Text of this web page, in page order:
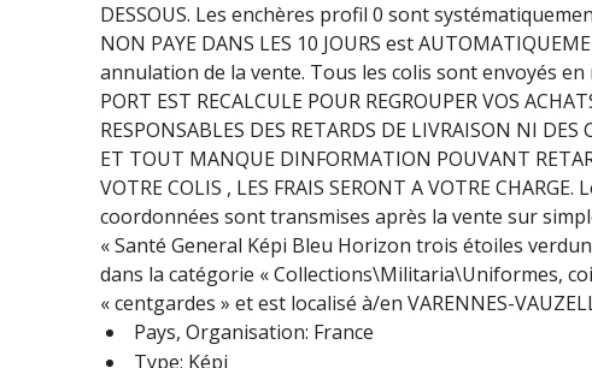
DESSOUS. Les enchères profil 0 sont
NON PAYE DANS LES 10 JOURS est
annulation de la vente. Tous les colis sont envoyés en
PORT EST RECALCULE POUR REGROUPER VOS
RESPONSABLES DES RETARDS DE LIVRAISON NI
ET TOUT MANQUE DINFORMATION POUVANT
VOTRE COLIS , LES FRAIS SERONT A VOTRE
coordonnées sont transmises après la vente sur
« Santé General Képi Bleu Horizon trois étoiles
dans la catégorie « Collections\Militaria\Uniformes,
« centgardes » et est localisé à/en VARENNES-
Pays, Organisation: France
Type: Képi